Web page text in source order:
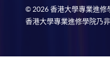
© 2026 香港大學專業進修
香港大學專業進修學院乃